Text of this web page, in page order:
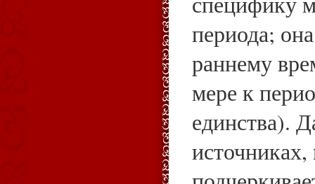
периода;
раннему
мере к
единства).